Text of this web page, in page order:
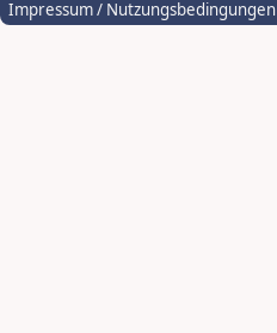
Impressum / Nutzungsbedingungen